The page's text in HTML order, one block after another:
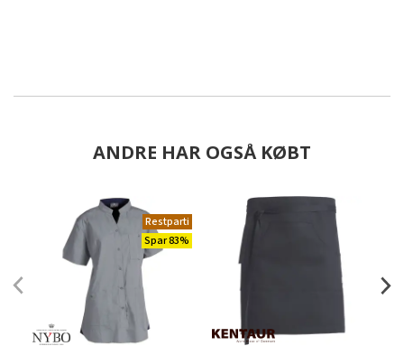
ANDRE HAR OGSÅ KØBT
Restparti
Spar 83%